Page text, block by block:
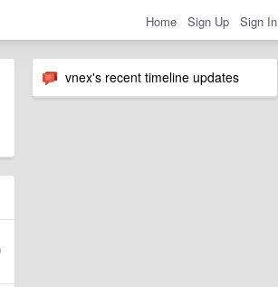
Home Sign Up Sign In
vnex's recent timeline updates